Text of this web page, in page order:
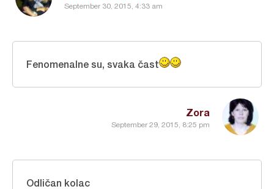
September 30, 2015, 4:33 am
Zora
September 29, 2015, 8:25 pm
Fenomenalne su, svaka čast
Odličan kolac